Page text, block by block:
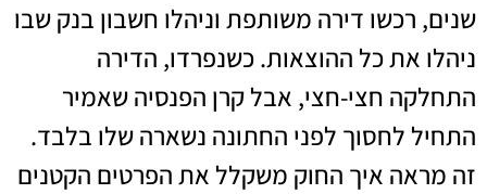
שנים, רכשו דירה משותפת וניהלו חשבון בנק שבו
ניהלו את כל ההוצאות. כשנפרדו, הדירה
התחלקה חצי-חצי, אבל קרן הפנסיה שאמיר
התחיל לחסוך לפני החתונה נשארה שלו בלבד.
זה מראה איך החוק משקלל את הפרטים הקטנים